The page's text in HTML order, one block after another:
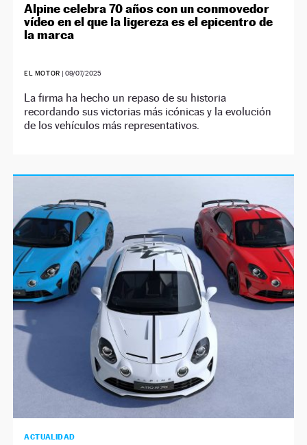
Alpine celebra 70 años con un conmovedor
vídeo en el que la ligereza es el epicentro de
la marca
EL MOTOR | 09/07/2025
La firma ha hecho un repaso de su historia
recordando sus victorias más icónicas y la evolución
de los vehículos más representativos.
ACTUALIDAD